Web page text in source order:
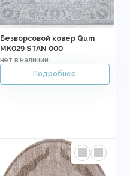
Безворсовой ковер Qum
MK029 STAN 000